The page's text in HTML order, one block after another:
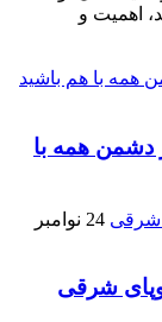
اهمیت و
روزه در برابر دشمن همه با
24 نوامبر
شرقی